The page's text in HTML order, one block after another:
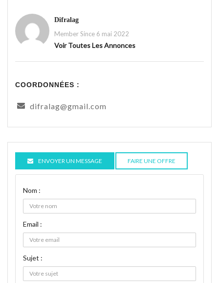
Difralag
Member Since 6 mai 2022
Voir Toutes Les Annonces
COORDONNÉES :
difralag@gmail.com
ENVOYER UN MESSAGE FAIRE UNE OFFRE
Nom :
Email :
Sujet :